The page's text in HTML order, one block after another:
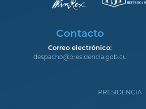
Contacto
Correo electrónico:
despacho@presidencia.gob.cu
PRESIDENCIA